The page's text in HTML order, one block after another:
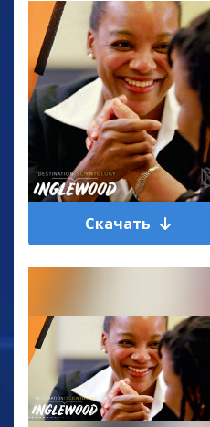
Скачать